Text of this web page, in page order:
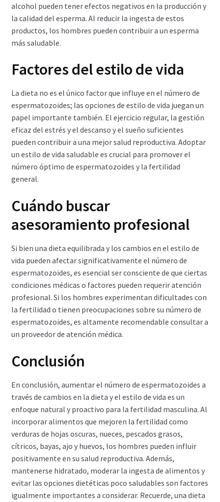
alcohol pueden tener efectos negativos en la producción y
la calidad del esperma. Al reducir la ingesta de estos
productos, los hombres pueden contribuir a un esperma
más saludable.
Factores del estilo de vida
La dieta no es el único factor que influye en el número de
espermatozoides; las opciones de estilo de vida juegan un
papel importante también. El ejercicio regular, la gestión
eficaz del estrés y el descanso y el sueño suficientes
pueden contribuir a una mejor salud reproductiva. Adoptar
un estilo de vida saludable es crucial para promover el
número óptimo de espermatozoides y la fertilidad
general.
Cuándo buscar
asesoramiento profesional
Si bien una dieta equilibrada y los cambios en el estilo de
vida pueden afectar significativamente el número de
espermatozoides, es esencial ser consciente de que ciertas
condiciones médicas o factores pueden requerir atención
profesional. Si los hombres experimentan dificultades con
la fertilidad o tienen preocupaciones sobre su número de
espermatozoides, es altamente recomendable consultar a
un proveedor de atención médica.
Conclusión
En conclusión, aumentar el número de espermatozoides a
través de cambios en la dieta y el estilo de vida es un
enfoque natural y proactivo para la fertilidad masculina. Al
incorporar alimentos que mejoren la fertilidad como
verduras de hojas oscuras, nueces, pescados grasos,
cítricos, bayas, ajo y huevos, los hombres pueden influir
positivamente en su salud reproductiva. Además,
mantenerse hidratado, moderar la ingesta de alimentos y
evitar las opciones dietéticas poco saludables son factores
igualmente importantes a considerar. Recuerde, una dieta